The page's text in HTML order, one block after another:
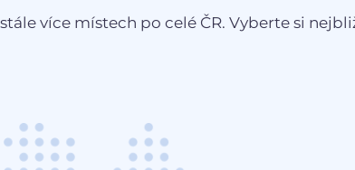
více místech po celé ČR. Vyberte si